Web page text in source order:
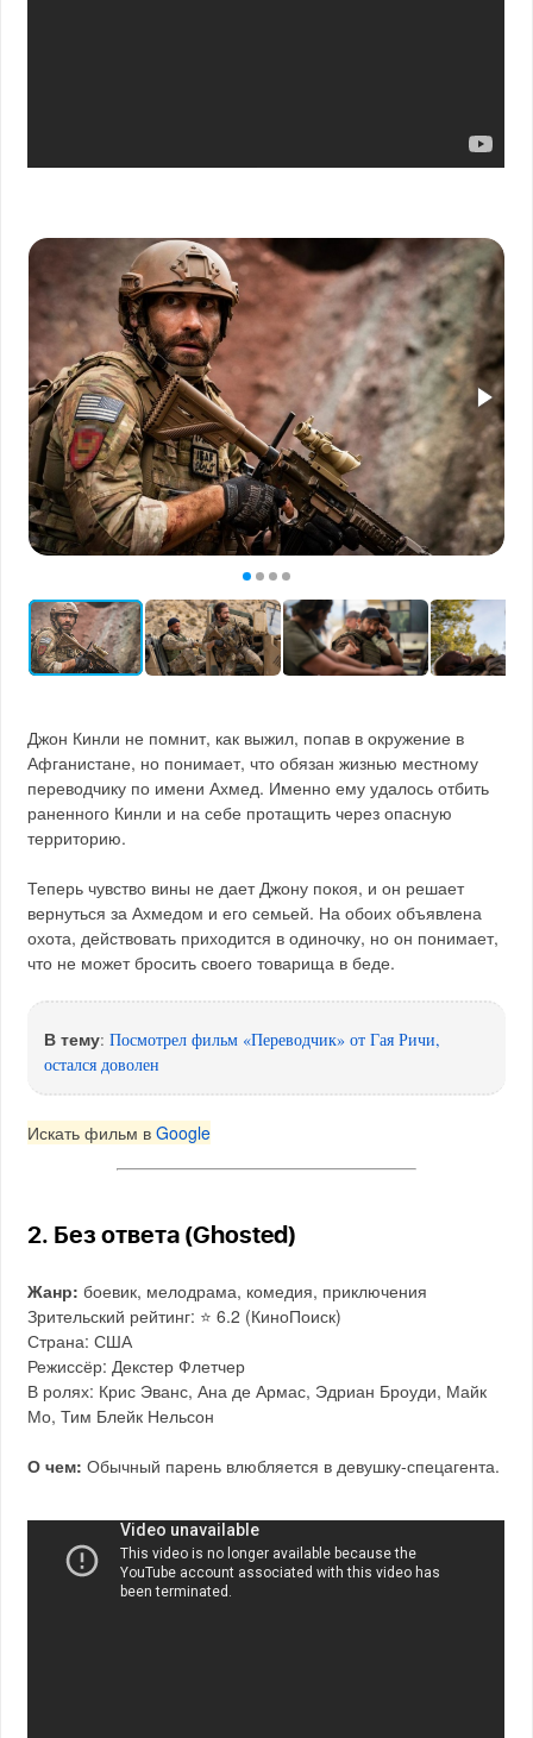
Джон Кинли не помнит, как выжил, попав в окружение в
Афганистане, но понимает, что обязан жизнью местному
переводчику по имени Ахмед. Именно ему удалось отбить
раненного Кинли и на себе протащить через опасную
территорию.
Теперь чувство вины не дает Джону покоя, и он решает
вернуться за Ахмедом и его семьей. На обоих объявлена
охота, действовать приходится в одиночку, но он понимает,
что не может бросить своего товарища в беде.
В тему:Посмотрел фильм «Переводчик» от Гая Ричи,
остался доволен
Искать фильм вGoogle
2. Без ответа (Ghosted)
Жанр: боевик, мелодрама, комедия, приключения
Зрительский рейтинг: ⭐️ 6.2 (КиноПоиск)
Страна: США
Режиссёр: Декстер Флетчер
В ролях: Крис Эванс, Ана де Армас, Эдриан Броуди, Майк
Мо, Тим Блейк Нельсон
О чем: Обычный парень влюбляется в девушку-спецагента.